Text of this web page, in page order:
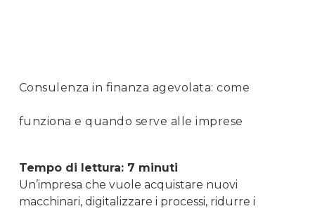
Consulenza in finanza agevolata: come
funziona e quando serve alle imprese
Tempo di lettura: 7 minuti
Un’impresa che vuole acquistare nuovi
macchinari, digitalizzare i processi, ridurre i